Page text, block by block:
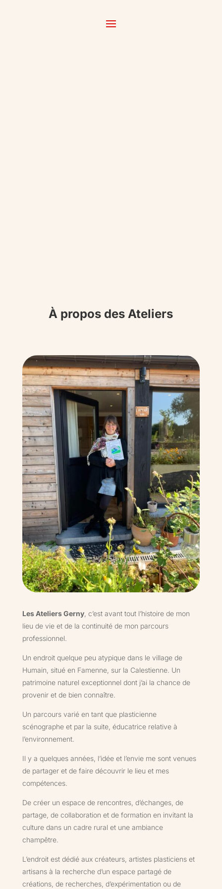
À propos des Ateliers
Les Ateliers Gerny, c’est avant tout l’histoire de mon
lieu de vie et de la continuité de mon parcours
professionnel.
Un endroit quelque peu atypique dans le village de
Humain, situé en Famenne, sur la Calestienne. Un
patrimoine naturel exceptionnel dont j’ai la chance de
provenir et de bien connaître.
Un parcours varié en tant que plasticienne
scénographe et par la suite, éducatrice relative à
l’environnement.
Il y a quelques années, l’idée et l’envie me sont venues
de partager et de faire découvrir le lieu et mes
compétences.
De créer un espace de rencontres, d’échanges, de
partage, de collaboration et de formation en invitant la
culture dans un cadre rural et une ambiance
champêtre.
L’endroit est dédié aux créateurs, artistes plasticiens et
artisans à la recherche d’un espace partagé de
créations, de recherches, d’expérimentation ou de